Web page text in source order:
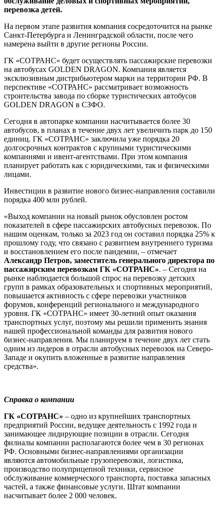
перевозка детей.
На первом этапе развития компания сосредоточится на рынке
Санкт-Петербурга и Ленинградской области, после чего
намерена выйти в другие регионы России.
ГК «СОТРАНС» будет осуществлять пассажирские перевозки
на автобусах GOLDEN DRAGON. Компания является
эксклюзивным дистрибьютером марки на территории РФ. В
перспективе «СОТРАНС» рассматривает возможность
строительства завода по сборке туристических автобусов
GOLDEN DRAGON в СЗФО.
Сегодня в автопарке компании насчитывается более 30
автобусов, в планах в течение двух лет увеличить парк до 150
единиц. ГК «СОТРАНС» заключила уже порядка 20
долгосрочных контрактов с крупными туристическими
компаниями и ивент-агентствами. При этом компания
планирует работать как с юридическими, так и физическими
лицами.
Инвестиции в развитие нового бизнес-направления составили
порядка 400 млн рублей.
«Выход компании на новый рынок обусловлен ростом
показателей в сфере пассажирских автобусных перевозок. По
нашим оценкам, только за 2023 год он составил порядка 25% к
прошлому году, что связано с развитием внутреннего туризма
и восстановлением его после пандемии, – отмечает
Александр Петров, заместитель генерального директора по
пассажирским перевозкам ГК «СОТРАНС». – Сегодня на
рынке наблюдается большой спрос на перевозку детских
групп в рамках образовательных и спортивных мероприятий,
повышается активность с сфере перевозки участников
форумов, конференций регионального и международного
уровня. ГК «СОТРАНС» имеет 30-летний опыт оказания
транспортных услуг, поэтому мы решили применить знания
нашей профессиональной команды для развития нового
бизнес-направления. Мы планируем в течение двух лет стать
одним из лидеров в отрасли автобусных перевозок на Северо-
Западе и окупить вложенные в развитие направления
средства».
Справка о компании
ГК «СОТРАНС» – одно из крупнейших транспортных
предприятий России, ведущее деятельность с 1992 года и
занимающее лидирующие позиции в отрасли. Сегодня
филиалы компании располагаются более чем в 30 регионах
РФ. Основными бизнес-направлениями организации
являются автомобильные грузоперевозки, логистика,
производство полуприцепной техники, сервисное
обслуживание коммерческого транспорта, поставка запасных
частей, а также финансовые услуги. Штат компании
насчитывает более 2 000 человек.